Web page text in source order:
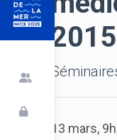
2015
13 mars,